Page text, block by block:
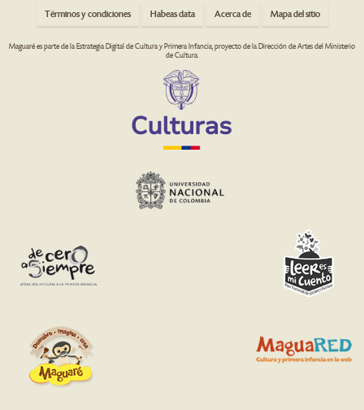
Términos y condiciones Habeas data Acerca de Mapa del sitio
Maguaré es parte de la Estrategia Digital de Cultura y Primera Infancia, proyecto de la Dirección de Artes del Ministerio
de Cultura.